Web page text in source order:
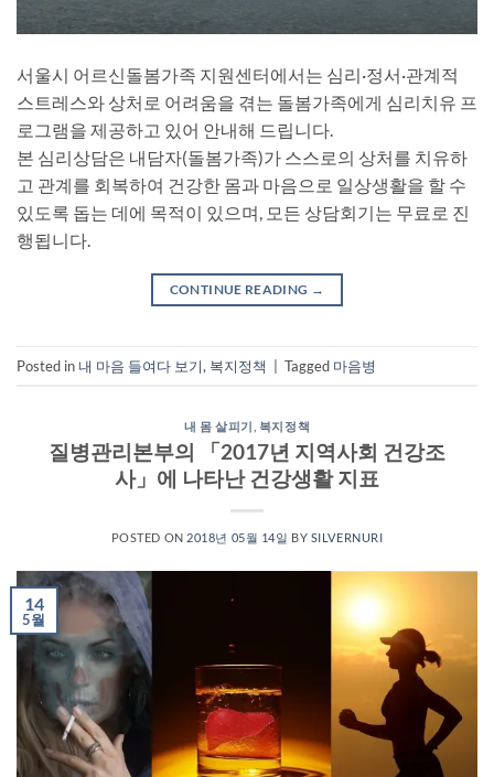
서울시 어르신돌봄가족 지원센터에서는 심리·정서·관계적
스트레스와 상처로 어려움을 겪는 돌봄가족에게 심리치유 프
로그램을 제공하고 있어 안내해 드립니다.
본 심리상담은 내담자(돌봄가족)가 스스로의 상처를 치유하
고 관계를 회복하여 건강한 몸과 마음으로 일상생활을 할 수
있도록 돕는 데에 목적이 있으며, 모든 상담회기는 무료로 진
행됩니다.
CONTINUE READING →
Posted in내 마음 들여다 보기, 복지정책 | Tagged 마음병
내 몸 살피기 복지정책
질병관리본부의 「2017년 지역사회 건강조
사」에 나타난 건강생활 지표
POSTED ON 2018년 05월 14일 BY SILVERNURI
14
5월